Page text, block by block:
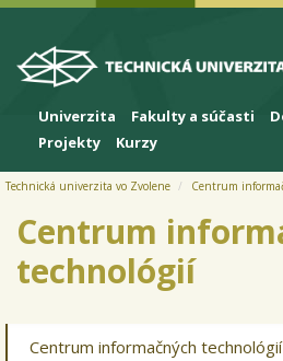
Skip to cookies
Skip to navigation
Skočiť na hlavný obsah
Univerzita Fakulty a súčasti
Projekty
Kurzy
Technická univerzita vo Zvolene Centrum
Centrum
technológií
Centrum informačných technológií